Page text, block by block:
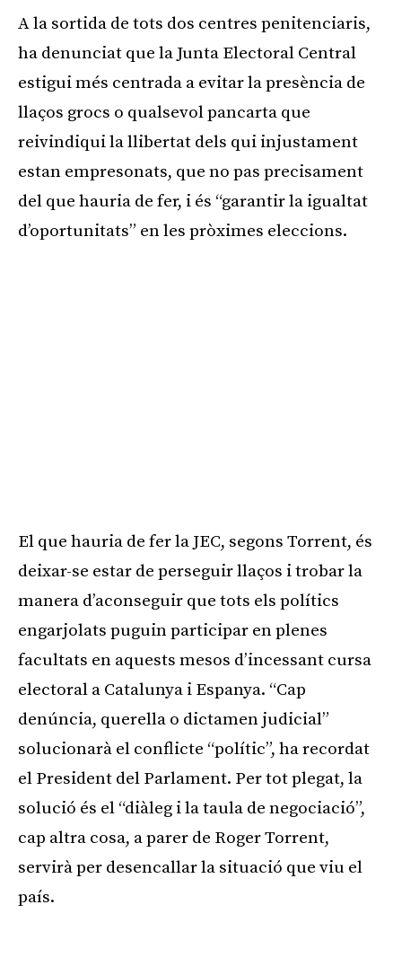
A la sortida de tots dos centres penitenciaris,
ha denunciat que la Junta Electoral Central
estigui més centrada a evitar la presència de
llaços grocs o qualsevol pancarta que
reivindiqui la llibertat dels qui injustament
estan empresonats, que no pas precisament
del que hauria de fer, i és “garantir la igualtat
d’oportunitats” en les pròximes eleccions.
El que hauria de fer la JEC, segons Torrent, és
deixar-se estar de perseguir llaços i trobar la
manera d’aconseguir que tots els polítics
engarjolats puguin participar en plenes
facultats en aquests mesos d’incessant cursa
electoral a Catalunya i Espanya. “Cap
denúncia, querella o dictamen judicial”
solucionarà el conflicte “polític”, ha recordat
el President del Parlament. Per tot plegat, la
solució és el “diàleg i la taula de negociació”,
cap altra cosa, a parer de Roger Torrent,
servirà per desencallar la situació que viu el
país.